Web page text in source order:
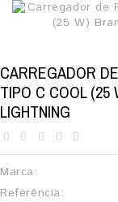
CARREGADOR
TIPO C COOL (25
LIGHTNING
Marca:
Referência: